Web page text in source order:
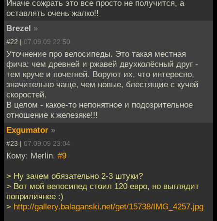
Иначе сожрать это все просто не получится, а
оставлять очень жалко!!
Brezel »
#22 | 07.09.09 22:50
Уточнение про велосипеды. Это такая местная
фича: чем древней и ржавей двухколёсный друг -
тем круче и почетней. Воруют их, что интересно,
значительно чаще, чем новые, блестящие с кучей
скоростей.
В целом - какое-то непонятное и подозрительное
отношение к железяке!!!
Exgumator »
#23 | 07.09.09 23:04
Кому: Merlin, #9
> Ну зачем обязательно 2-3 штуки?
> Вот мой велосипед стоил 120 евро, но выглядит
поприличнее :)
> http://gallery.balaganski.net/get/15738/IMG_4257.jpg